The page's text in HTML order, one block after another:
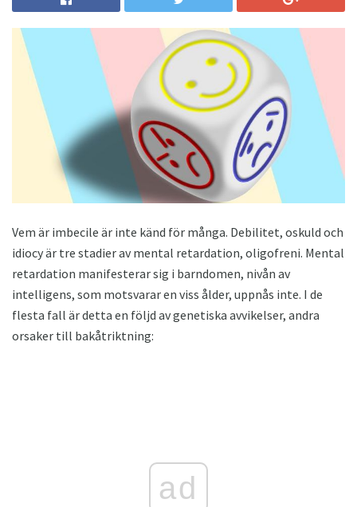
Vem är imbecile är inte känd för många. Debilitet, oskuld och
idiocy är tre stadier av mental retardation, oligofreni. Mental
retardation manifesterar sig i barndomen, nivån av
intelligens, som motsvarar en viss ålder, uppnås inte. I de
flesta fall är detta en följd av genetiska avvikelser, andra
orsaker till bakåtriktning:
ad